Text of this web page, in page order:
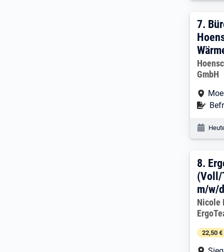
7.
7.
GmbH
8.
8.
m/w/
Nicole
22,50